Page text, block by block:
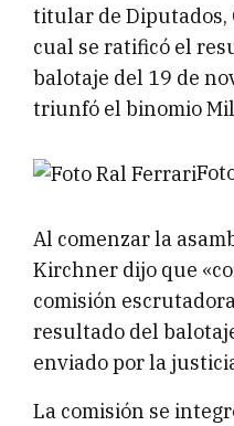
titular de Diputados,
cual se ratificó el
balotaje del 19 de
triunfó el binomio
Al comenzar la
Kirchner dijo que
comisión
resultado del
enviado por la
La comisión se